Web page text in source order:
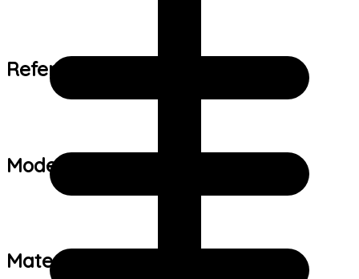
Referência de tamanho:
Modelo:
Material: